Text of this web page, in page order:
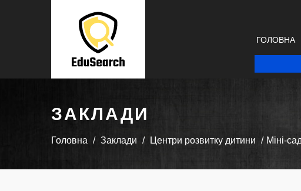
ГОЛОВНА
ЗАКЛАДИ
Головна Заклади Центри розвитку дитини Міні-